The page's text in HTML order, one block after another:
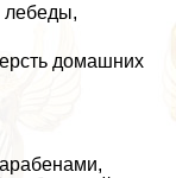
лебеды,
домашних